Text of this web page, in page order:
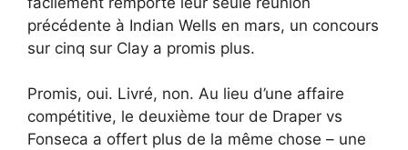
précédente à Indian Wells en mars, un concours
sur cinq sur Clay a promis plus.
Promis, oui. Livré, non. Au lieu d’une affaire
compétitive, le deuxième tour de Draper vs
Fonseca a offert plus de la même chose – une